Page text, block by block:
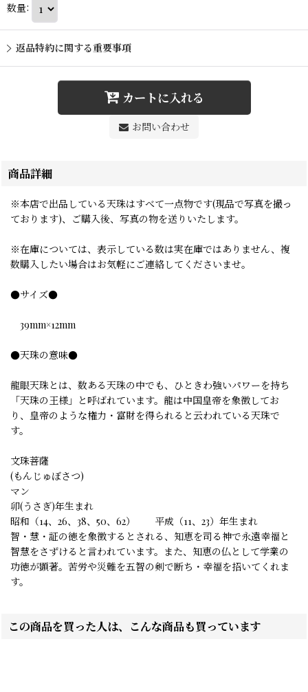
数量:
返品特約に関する重要事項
カートに入れる
お問い合わせ
商品詳細
※本店で出品している天珠はすべて一点物です(現品で写真を撮っ
ております)、ご購入後、写真の物を送りいたします。
※在庫については、表示している数は実在庫ではありません、複
数購入したい場合はお気軽にご連絡してくださいませ。
●サイズ●
39mm×12mm
●天珠の意味●
龍眼天珠とは、数ある天珠の中でも、ひときわ強いパワーを持ち
「天珠の王様」と呼ばれています。龍は中国皇帝を象徴してお
り、皇帝のような権力・富財を得られると云われている天珠で
す。
文珠菩薩
(もんじゅぼさつ)
マン
卯(うさぎ)年生まれ
昭和（14、26、38、50、62） 平成（11、23）年生まれ
智・慧・証の徳を象徴するとされる、知恵を司る神で永遠幸福と
智慧をさずけると言われています。また、知恵の仏として学業の
功徳が顕著。苦労や災難を五智の剣で断ち・幸福を招いてくれま
す。
この商品を買った人は、こんな商品も買っています